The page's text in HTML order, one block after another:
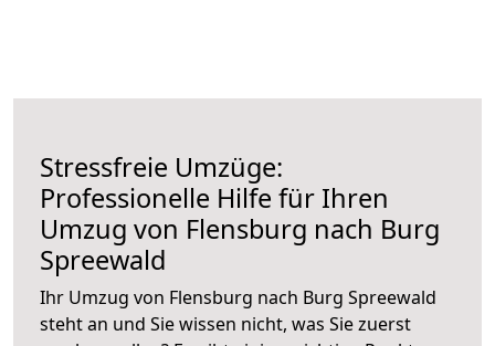
Stressfreie Umzüge:
Professionelle Hilfe für Ihren
Umzug von Flensburg nach Burg
Spreewald
Ihr Umzug von Flensburg nach Burg Spreewald
steht an und Sie wissen nicht, was Sie zuerst